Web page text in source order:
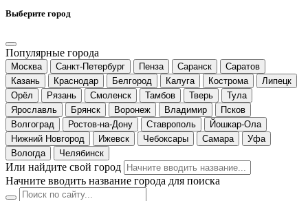
Выберите город
Популярные города
Москва Санкт-Петербург Пенза Саранск
Саратов
Казань
Краснодар Белгород Калуга Кострома
Липецк
Орёл
Рязань Смоленск Тамбов Тверь
Тула
Ярославль
Брянск Воронеж Владимир
Псков
Волгоград
Ростов-на-Дону Ставрополь
Йошкар-Ола
Нижний Новгород
Ижевск Чебоксары Самара
Уфа
Вологда
Челябинск
Или найдите свой город
Начните вводить название города для поиска